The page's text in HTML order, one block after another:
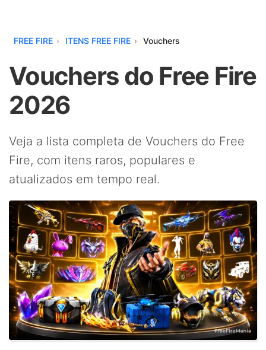
FREE FIRE ITENS FREE FIRE Vouchers
Vouchers do Free Fire
2026
Veja a lista completa de Vouchers do Free
Fire, com itens raros, populares e
atualizados em tempo real.